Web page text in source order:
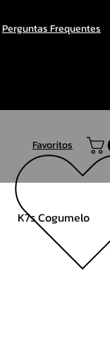
Perguntas Frequentes
Favoritos
K7s Cogumelo